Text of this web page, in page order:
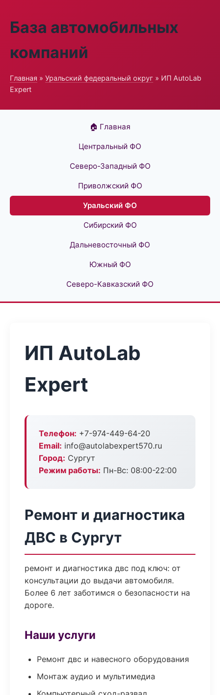
База автомобильных
компаний
Главная » Уральский федеральный округ » ИП AutoLab
Expert
🏠 Главная
Центральный ФО
Северо-Западный ФО
Приволжский ФО
Уральский ФО
Сибирский ФО
Дальневосточный ФО
Южный ФО
Северо-Кавказский ФО
ИП AutoLab
Expert
Телефон: +7-974-449-64-20
Email: info@autolabexpert570.ru
Город: Сургут
Режим работы: Пн-Вс: 08:00-22:00
Ремонт и диагностика
ДВС в Сургут
ремонт и диагностика двс под ключ: от
консультации до выдачи автомобиля.
Более 6 лет заботимся о безопасности на
дороге.
Наши услуги
Ремонт двс и навесного оборудования
Монтаж аудио и мультимедиа